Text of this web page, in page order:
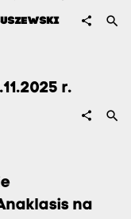
share search
r.
share search
na